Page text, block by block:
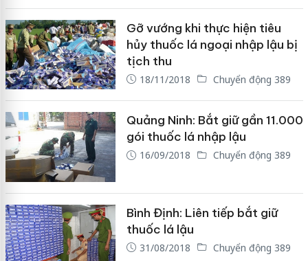
Gỡ vướng khi thực hiện tiêu
hủy thuốc lá ngoại nhập lậu bị
tịch thu
18/11/2018 Chuyển động 389
Quảng Ninh: Bắt giữ gần 11.000
gói thuốc lá nhập lậu
16/09/2018 Chuyển động 389
Bình Định: Liên tiếp bắt giữ
thuốc lá lậu
31/08/2018 Chuyển động 389